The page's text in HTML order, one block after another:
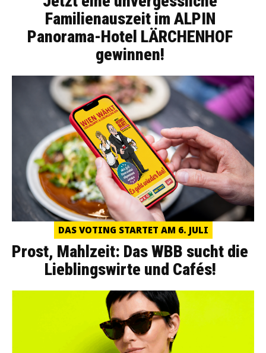
Familienauszeit im ALPIN
Panorama-Hotel LÄRCHENHOF
gewinnen!
DAS VOTING STARTET AM 6. JULI
Prost, Mahlzeit: Das WBB sucht die
Lieblingswirte und Cafés!